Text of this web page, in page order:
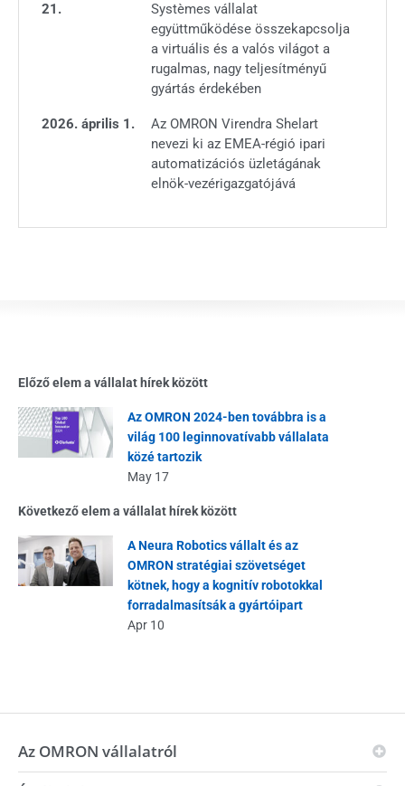
21.
Systèmes vállalat
együttműködése összekapcsolja
a virtuális és a valós világot a
rugalmas, nagy teljesítményű
gyártás érdekében
2026. április 1.
Az OMRON Virendra Shelart
nevezi ki az EMEA-régió ipari
automatizációs üzletágának
elnök-vezérigazgatójává
Előző elem a vállalat hírek között
Az OMRON 2024-ben továbbra is a
világ 100 leginnovatívabb vállalata
közé tartozik
May 17
Következő elem a vállalat hírek között
A Neura Robotics vállalt és az
OMRON stratégiai szövetséget
kötnek, hogy a kognitív robotokkal
forradalmasítsák a gyártóipart
Apr 10
Az OMRON vállalatról